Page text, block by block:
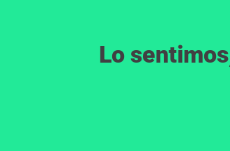
Lo